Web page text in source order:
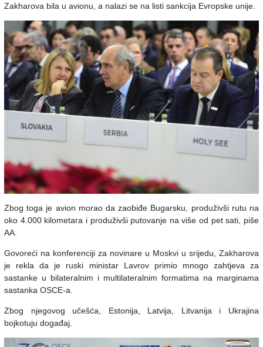
Zakharova bila u avionu, a nalazi se na listi sankcija Evropske unije.
Zbog toga je avion morao da zaobiđe Bugarsku, produživši rutu na
oko 4.000 kilometara i produživši putovanje na više od pet sati, piše
AA.
Govoreći na konferenciji za novinare u Moskvi u srijedu, Zakharova
je rekla da je ruski ministar Lavrov primio mnogo zahtjeva za
sastanke u bilateralnim i multilateralnim formatima na marginama
sastanka OSCE-a.
Zbog njegovog učešća, Estonija, Latvija, Litvanija i Ukrajina
bojkotuju događaj.